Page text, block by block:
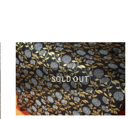
SOLD OUT
favorite